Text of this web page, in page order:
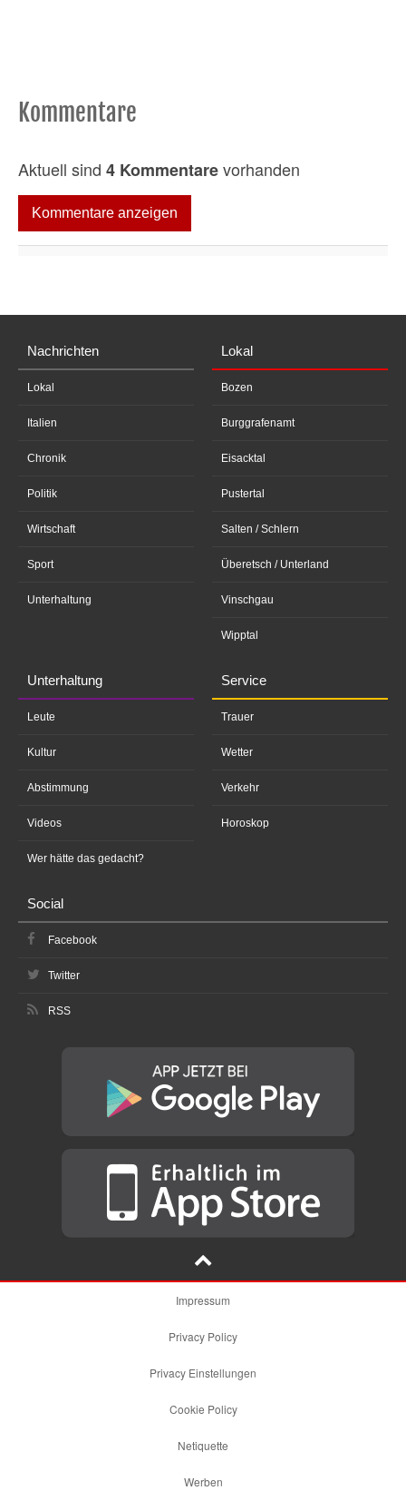
Kommentare
Aktuell sind 4 Kommentarevorhanden
Kommentare anzeigen
Nachrichten
Lokal
Italien
Chronik
Politik
Wirtschaft
Sport
Unterhaltung
Lokal
Bozen
Burggrafenamt
Eisacktal
Pustertal
Salten / Schlern
Überetsch / Unterland
Vinschgau
Wipptal
Unterhaltung
Leute
Kultur
Abstimmung
Videos
Wer hätte das gedacht?
Service
Trauer
Wetter
Verkehr
Horoskop
Social
Facebook
Twitter
RSS
Impressum
Privacy Policy
Privacy Einstellungen
Cookie Policy
Netiquette
Werben